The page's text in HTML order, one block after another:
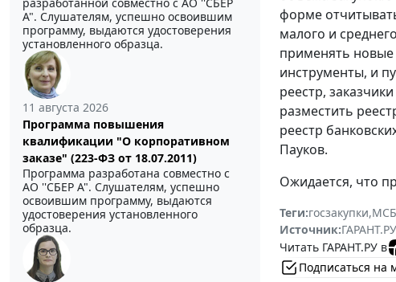
А". Слушателям, успешно освоившим
программу, выдаются удостоверения
установленного образца.
11 августа 2026
Программа повышения
квалификации "О корпоративном
заказе" (223-ФЗ от 18.07.2011)
Программа разработана совместно с
АО ''СБЕР А". Слушателям, успешно
освоившим программу, выдаются
удостоверения установленного
образца.
форме
малого и
применять новые
инструменты, и
реестр,
разместить
реестр
Пауков.
Ожидается, что
Теги:госзакупки,МСБ
Источник:ГАРАНТ.РУ
Читать ГАРАНТ.РУ в
Подписаться на